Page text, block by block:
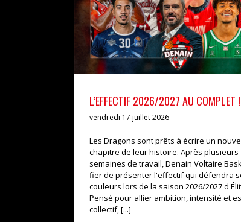
L’EFFECTIF 2026/2027 AU COMPLET !
vendredi 17 juillet 2026
Les Dragons sont prêts à écrire un
chapitre de leur histoire. Après plusieurs
semaines de travail, Denain Voltaire
fier de présenter l'effectif qui défendra
couleurs lors de la saison 2026/2027
Pensé pour allier ambition, intensité et
collectif, [...]